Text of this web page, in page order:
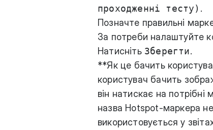
проходженні тесту) .
Позначте правильні
За потреби налаштуйте
Натисніть Зберегти.
**Як це бачить
користувач бачить
він натискає на потрібні
назва Hotspot-маркера
використовується у